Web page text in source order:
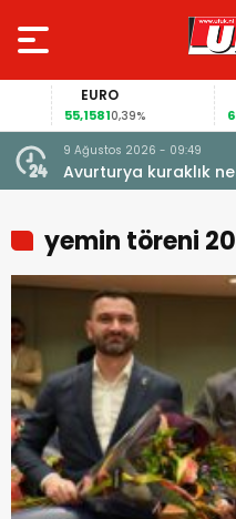
EURO
55,15810,39%
9 Ağustos 2026 - 09:49
Avurturya kuraklık
vermeyi durdurdu
yemin töreni